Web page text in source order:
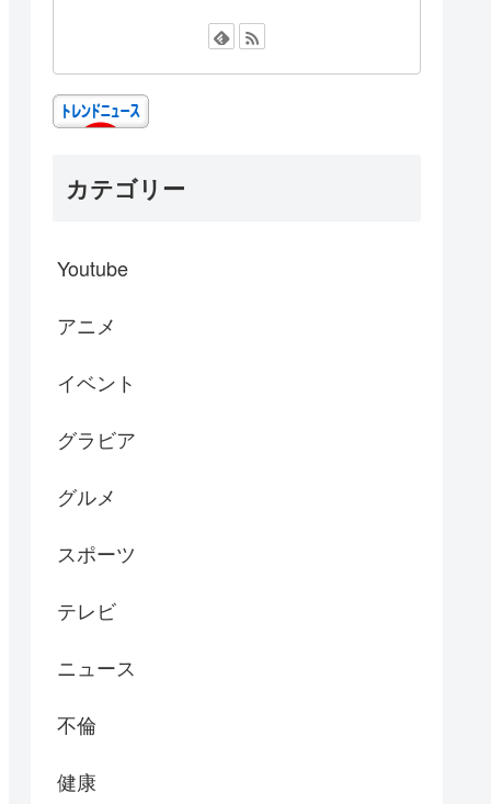
カテゴリー
Youtube
アニメ
イベント
グラビア
グルメ
スポーツ
テレビ
ニュース
不倫
健康